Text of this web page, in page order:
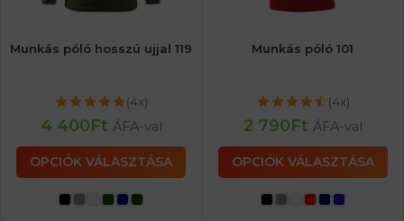
Munkás póló hosszú ujjal 119
(4x)
4 400Ft ÁFA-val
OPCIÓK VÁLASZTÁSA
Munkás póló 101
(4x)
2 790Ft ÁFA-val
OPCIÓK VÁLASZTÁSA